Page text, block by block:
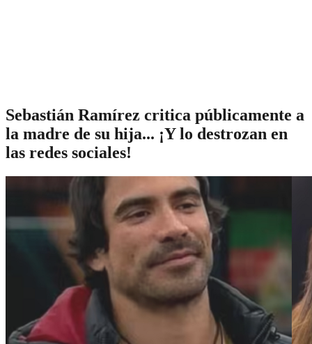
Sebastián Ramírez critica públicamente a
la madre de su hija... ¡Y lo destrozan en
las redes sociales!